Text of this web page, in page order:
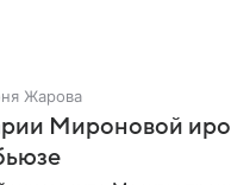
Жарова
Мироновой